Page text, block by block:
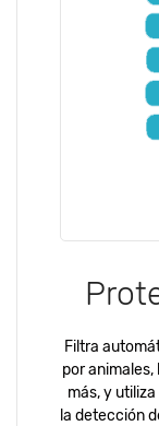
Filtra
por
más, y
la detección